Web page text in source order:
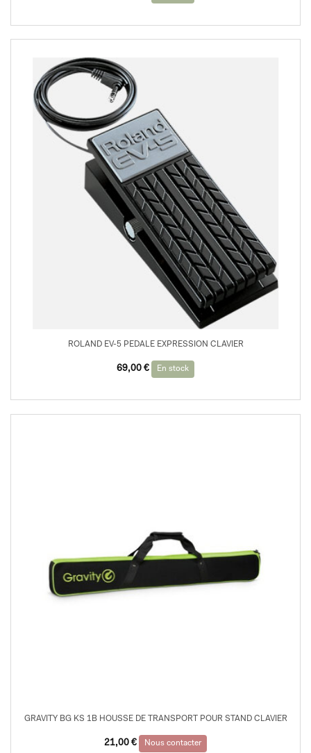
ROLAND EV-5 PEDALE EXPRESSION CLAVIER
69,00 € En stock
GRAVITY BG KS 1B HOUSSE DE TRANSPORT POUR STAND CLAVIER
21,00 € Nous contacter